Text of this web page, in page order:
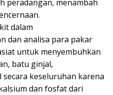
peradangan, menambah
dalam
dan analisa para pakar
untuk menyembuhkan
batu ginjal,
keseluruhan karena
dan fosfat dari